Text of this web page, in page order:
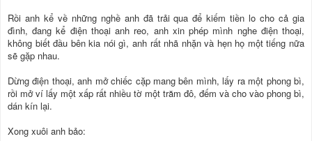
Rồi anh kể về những nghề anh đã trải qua để kiếm tiền lo cho cả gia
đình, đang kể điện thoại anh reo, anh xin phép mình nghe điện thoại,
không biết đầu bên kia nói gì, anh rất nhã nhặn và hẹn họ một tiếng nữa
sẽ gặp nhau.
Dừng điện thoại, anh mở chiếc cặp mang bên mình, lấy ra một phong bì,
rồi mở ví lấy một xấp rất nhiều tờ một trăm đô, đếm và cho vào phong bì,
dán kín lại.
Xong xuôi anh bảo: